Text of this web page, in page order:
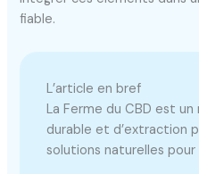
fiable.
L’article en bref
La Ferme du CBD est
durable et d’extraction
solutions naturelles